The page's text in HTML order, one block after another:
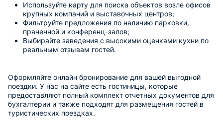
Используйте карту для поиска объектов возле офисов
крупных компаний и выставочных центров;
Фильтруйте предложения по наличию парковки,
прачечной и конференц-залов;
Выбирайте заведения с высокими оценками кухни по
реальным отзывам гостей.
Оформляйте онлайн бронирование для вашей выгодной
поездки. У нас на сайте есть гостиницы, которые
предоставляют полный комплект отчетных документов для
бухгалтерии и также подходят для размещения гостей в
туристических поездках.